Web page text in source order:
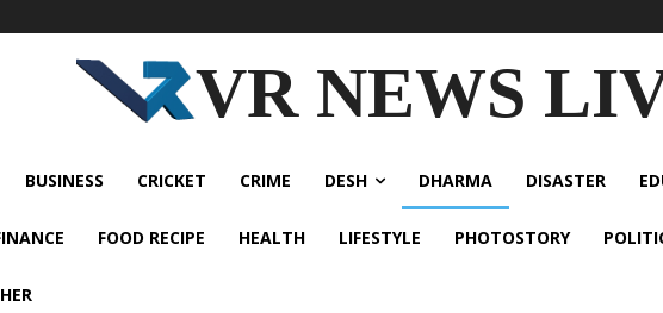
VR NEWS
BUSINESS CRICKET CRIME DESH DHARMA DISASTER
FOOD RECIPE HEALTH LIFESTYLE PHOTOSTORY